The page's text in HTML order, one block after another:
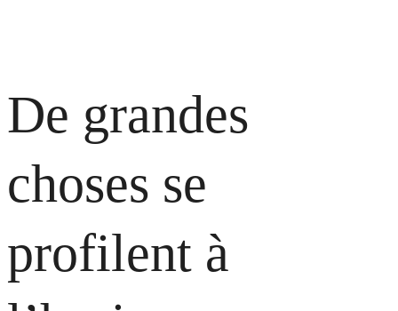
De grandes
choses se
profilent à